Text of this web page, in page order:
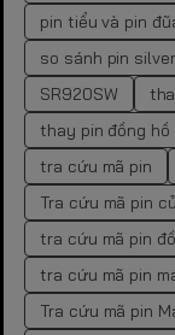
pin tiểu và pin
so sánh pin
SR920SW
thay pin đồng hồ
tra cứu mã pin
Tra cứu mã pin
tra cứu mã pin
tra cứu mã pin
Tra cứu mã pin